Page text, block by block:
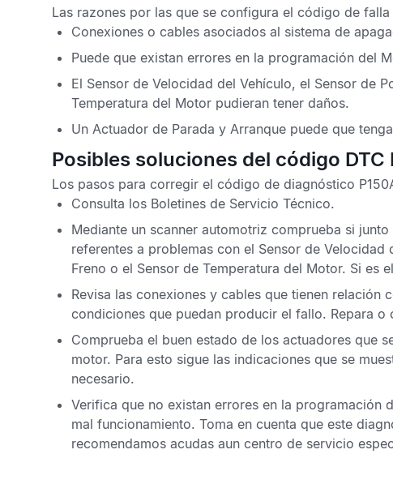
Las razones por las que se configura el código de falla
Conexiones o cables asociados al sistema de
Puede que existan errores en la programación del
El Sensor de Velocidad del Vehículo, el Sensor de
Temperatura del Motor pudieran tener daños.
Un Actuador de Parada y Arranque puede que
Posibles soluciones del código DTC
Los pasos para corregir el código de diagnóstico
Consulta los Boletines de Servicio Técnico.
Mediante un scanner automotriz comprueba si junto
referentes a problemas con el Sensor de Velocidad
Freno o el Sensor de Temperatura del Motor. Si es
Revisa las conexiones y cables que tienen
condiciones que puedan producir el fallo. Repara o
Comprueba el buen estado de los actuadores que
motor. Para esto sigue las indicaciones que se
necesario.
Verifica que no existan errores en la programación
mal funcionamiento. Toma en cuenta que este
recomendamos acudas aun centro de servicio